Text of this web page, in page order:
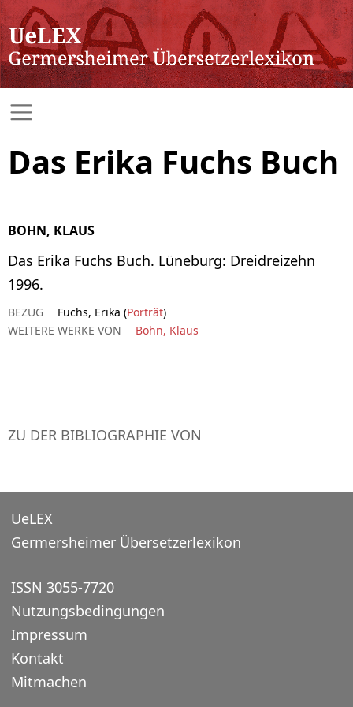
Das Erika Fuchs Buch
BOHN, KLAUS
Das Erika Fuchs Buch. Lüneburg: Dreidreizehn
1996.
BEZUG Fuchs, Erika (Porträt)
WEITERE WERKE VON
Bohn, Klaus
ZU DER BIBLIOGRAPHIE VON
UeLEX
Germersheimer Übersetzerlexikon
ISSN 3055-7720
Nutzungsbedingungen
Impressum
Kontakt
Mitmachen